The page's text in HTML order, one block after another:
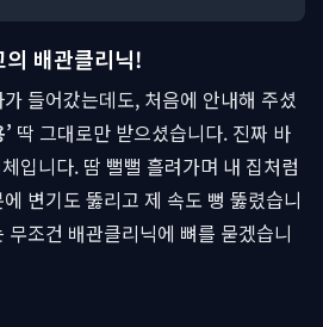
배관클리닉!
들어갔는데도, 처음에 안내해 주셨
딱 그대로만 받으셨습니다. 진짜 바
입니다. 땀 뻘뻘 흘려가며 내 집처럼
변기도 뚫리고 제 속도 뻥 뚫렸습니
무조건 배관클리닉에 뼈를 묻겠습니